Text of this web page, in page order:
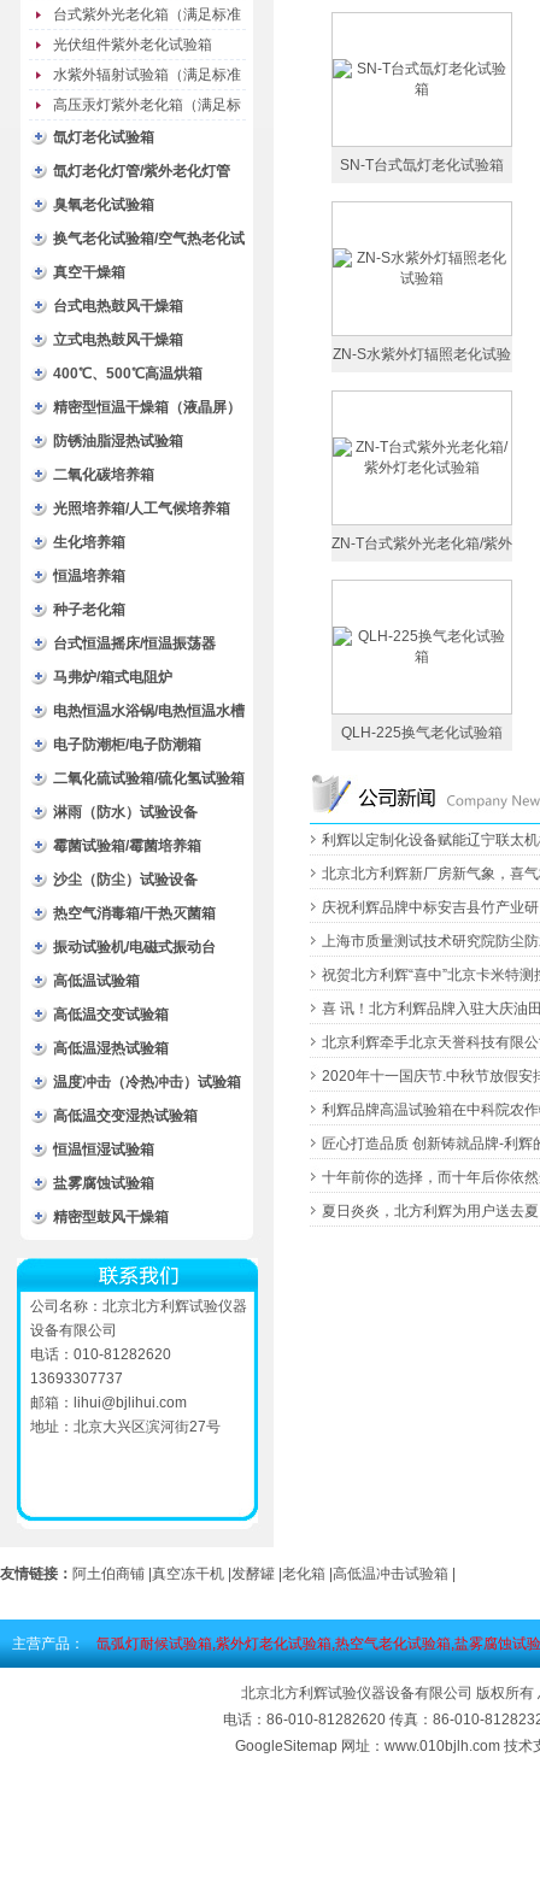
型）
台式紫外光老化箱（满足标准
GB/T16776）
光伏组件紫外老化试验箱
水紫外辐射试验箱（满足标准
JC485-1992）
高压汞灯紫外老化箱（满足标
准GB/T16777）
氙灯老化试验箱
氙灯老化灯管/紫外老化灯管
（耗材）
臭氧老化试验箱
换气老化试验箱/空气热老化试
验箱
真空干燥箱
台式电热鼓风干燥箱
立式电热鼓风干燥箱
400℃、500℃高温烘箱
精密型恒温干燥箱（液晶屏）
防锈油脂湿热试验箱
二氧化碳培养箱
光照培养箱/人工气候培养箱
生化培养箱
恒温培养箱
种子老化箱
台式恒温摇床/恒温振荡器
马弗炉/箱式电阻炉
电热恒温水浴锅/电热恒温水槽
电子防潮柜/电子防潮箱
二氧化硫试验箱/硫化氢试验箱
淋雨（防水）试验设备
霉菌试验箱/霉菌培养箱
沙尘（防尘）试验设备
热空气消毒箱/干热灭菌箱
振动试验机/电磁式振动台
高低温试验箱
高低温交变试验箱
高低温湿热试验箱
温度冲击（冷热冲击）试验箱
高低温交变湿热试验箱
恒温恒湿试验箱
盐雾腐蚀试验箱
精密型鼓风干燥箱
公司名称：北京北方利辉试验仪器
设备有限公司
电话：010-81282620
13693307737
邮箱：lihui@bjlihui.com
地址：北京大兴区滨河街27号
SN-T台式氙灯老化试验箱
ZN-S水紫外灯辐照老化试验
箱
ZN-T台式紫外光老化箱/紫外
灯老化试验箱
QLH-225换气老化试验箱
利辉以定制化设备赋能辽宁联太
产业协同新周期
北京北方利辉新厂房新气象，喜
绩
庆祝利辉品牌中标安吉县竹产业
器设备采购
上海市质量测试技术研究院防尘
顺利收工！
祝贺北方利辉“喜中”北京卡米特
实验室招标项目
喜 讯！北方利辉品牌入驻大庆油
北京利辉牵手北京天誉科技有限
2020年十一国庆节.中秋节放假安
利辉品牌高温试验箱在中科院农
匠心打造品质 创新铸就品牌-利辉
产品超量销售
十年前你的选择，而十年后你依
北京工业大学相伴十年！
夏日炎炎，北方利辉为用户送去
友情链接： 阿土伯商铺 真空冻干机 发酵罐 老化箱 高低温冲击试验箱
主营产品： 氙弧灯耐候试验箱,紫外灯老化试验箱,热空气老化试验箱,盐雾腐蚀试
北京北方利辉试验仪器设备有限公司 版权所有
电话：86-010-81282620 传真：86-010-
GoogleSitemap 网址：www.010bjlh.com 技